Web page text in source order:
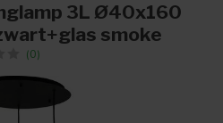
3L Ø40x160
smoke
(0)